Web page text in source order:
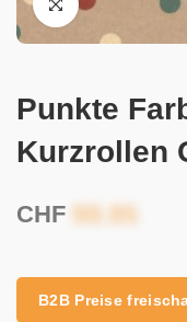
Punkte
Kurzrollen
CHF
B2B Preise